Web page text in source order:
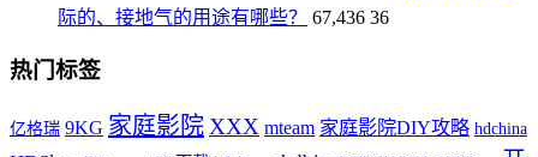
际的、接地气的用途有哪些？
67,436 36
热门标签
亿格瑞 9KG 家庭影院 XXX mteam 家庭影院DIY攻略 hdchina